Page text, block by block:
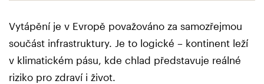
Vytápění je v Evropě považováno za samozřejmou
součást infrastruktury. Je to logické – kontinent leží
v klimatickém pásu, kde chlad představuje reálné
riziko pro zdraví i život.